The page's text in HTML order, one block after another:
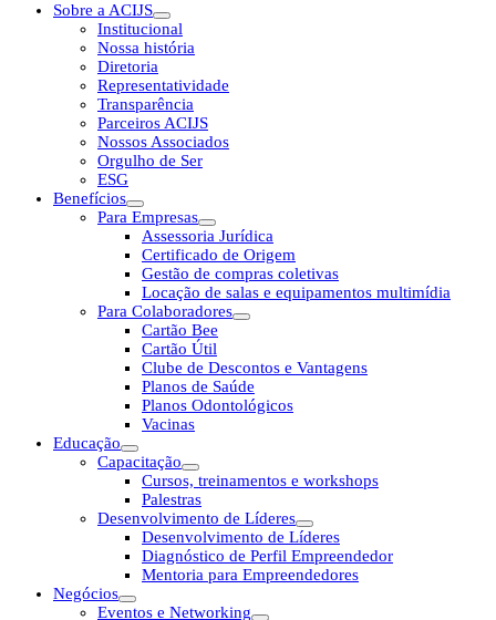
Sobre a ACIJS
Institucional
Nossa história
Diretoria
Representatividade
Transparência
Parceiros ACIJS
Nossos Associados
Orgulho de Ser
ESG
Benefícios
Para Empresas
Assessoria Jurídica
Certificado de Origem
Gestão de compras coletivas
Locação de salas e equipamentos multimídia
Para Colaboradores
Cartão Bee
Cartão Útil
Clube de Descontos e Vantagens
Planos de Saúde
Planos Odontológicos
Vacinas
Educação
Capacitação
Cursos, treinamentos e workshops
Palestras
Desenvolvimento de Líderes
Desenvolvimento de Líderes
Diagnóstico de Perfil Empreendedor
Mentoria para Empreendedores
Negócios
Eventos e Networking